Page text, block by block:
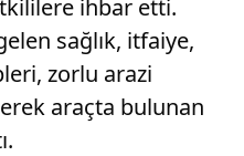
ihbar etti.
sağlık, itfaiye,
zorlu arazi
araçta bulunan